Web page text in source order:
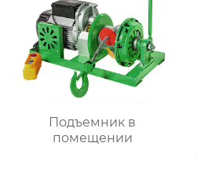
Подъемник в
помещении